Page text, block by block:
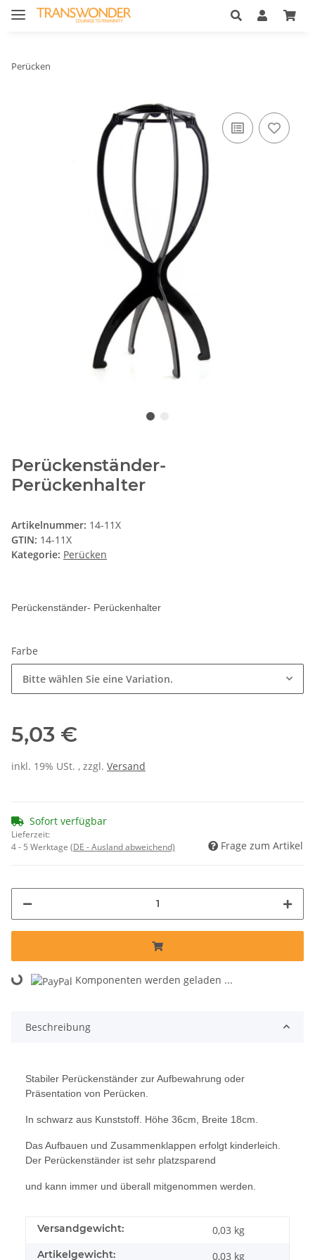
Perücken
Perückenständer-
Perückenhalter
Artikelnummer: 14-11X
GTIN: 14-11X
Kategorie: Perücken
Perückenständer- Perückenhalter
Farbe
Bitte wählen Sie eine Variation.
5,03 €
inkl. 19% USt. , zzgl. Versand
Sofort verfügbar
Lieferzeit:
4 - 5 Werktage (DE - Ausland abweichend) Frage zum Artikel
Loading... Komponenten werden geladen ...
Beschreibung
Stabiler Perückenständer zur Aufbewahrung oder
Präsentation von Perücken.
In schwarz aus Kunststoff. Höhe 36cm, Breite 18cm.
Das Aufbauen und Zusammenklappen erfolgt kinderleich.
Der Perückenständer ist sehr platzsparend
und kann immer und überall mitgenommen werden.
Versandgewicht: 0,03 kg
Artikelgewicht: 0,03 kg